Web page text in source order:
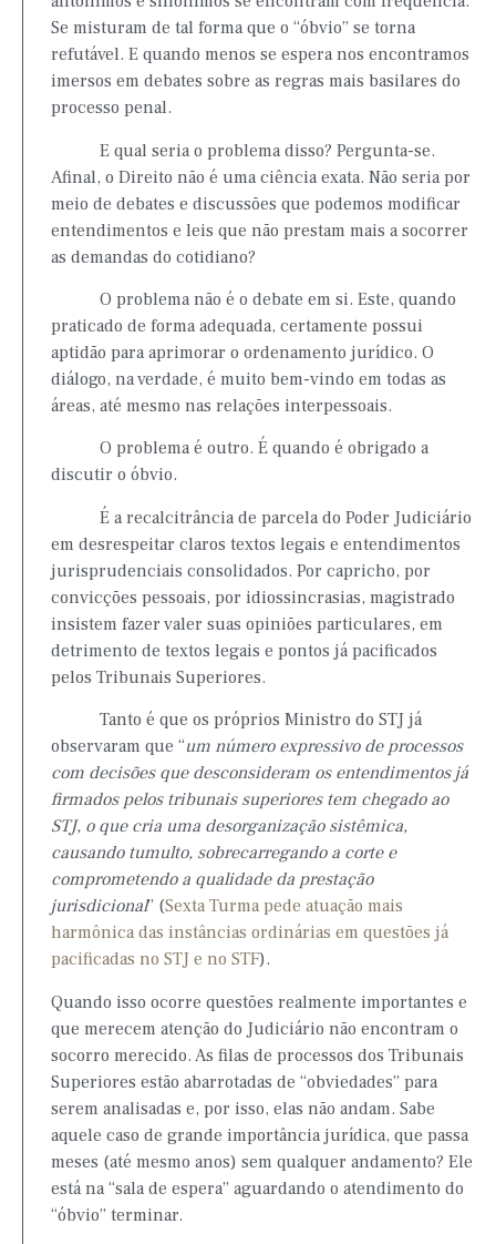
Se misturam de tal forma que o “óbvio” se torna
refutável. E quando menos se espera nos encontramos
imersos em debates sobre as regras mais basilares do
processo penal.
E qual seria o problema disso? Pergunta-se.
Afinal, o Direito não é uma ciência exata. Não seria por
meio de debates e discussões que podemos modificar
entendimentos e leis que não prestam mais a socorrer
as demandas do cotidiano?
O problema não é o debate em si. Este, quando
praticado de forma adequada, certamente possui
aptidão para aprimorar o ordenamento jurídico. O
diálogo, na verdade, é muito bem-vindo em todas as
áreas, até mesmo nas relações interpessoais.
O problema é outro. É quando é obrigado a
discutir o óbvio.
É a recalcitrância de parcela do Poder Judiciário
em desrespeitar claros textos legais e entendimentos
jurisprudenciais consolidados. Por capricho, por
convicções pessoais, por idiossincrasias, magistrado
insistem fazer valer suas opiniões particulares, em
detrimento de textos legais e pontos já pacificados
pelos Tribunais Superiores.
Tanto é que os próprios Ministro do STJ já
observaram que “um número expressivo de processos
com decisões que desconsideram os entendimentos já
firmados pelos tribunais superiores tem chegado ao
STJ, o que cria uma desorganização sistêmica,
causando tumulto, sobrecarregando a corte e
comprometendo a qualidade da prestação
jurisdicional” (Sexta Turma pede atuação mais
harmônica das instâncias ordinárias em questões já
pacificadas no STJ e no STF).
Quando isso ocorre questões realmente importantes e
que merecem atenção do Judiciário não encontram o
socorro merecido. As filas de processos dos Tribunais
Superiores estão abarrotadas de “obviedades” para
serem analisadas e, por isso, elas não andam. Sabe
aquele caso de grande importância jurídica, que passa
meses (até mesmo anos) sem qualquer andamento? Ele
está na “sala de espera” aguardando o atendimento do
“óbvio” terminar.